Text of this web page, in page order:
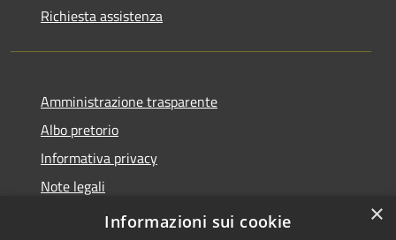
Richiesta assistenza
Amministrazione trasparente
Albo pretorio
Informativa privacy
Note legali
Dichiarazione di accessibilità
×
Informazioni sui cookie